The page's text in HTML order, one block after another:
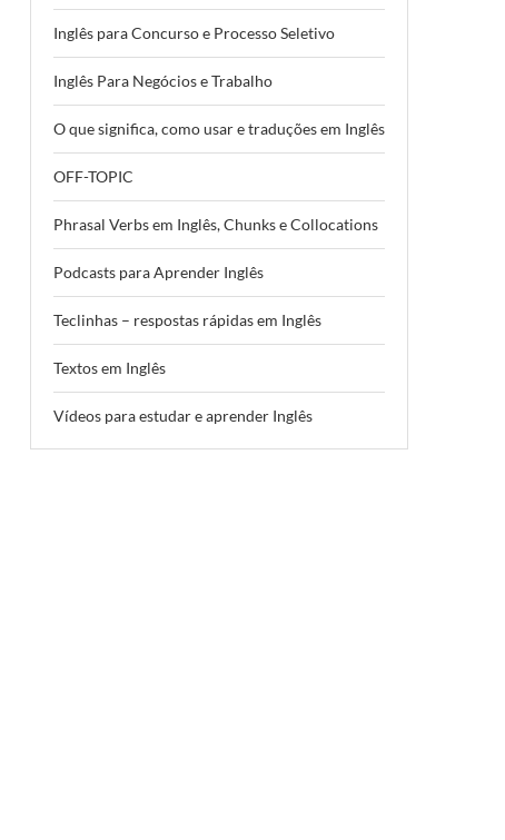
Inglês para Concurso e Processo Seletivo
Inglês Para Negócios e Trabalho
O que significa, como usar e traduções em Inglês
OFF-TOPIC
Phrasal Verbs em Inglês, Chunks e Collocations
Podcasts para Aprender Inglês
Teclinhas – respostas rápidas em Inglês
Textos em Inglês
Vídeos para estudar e aprender Inglês